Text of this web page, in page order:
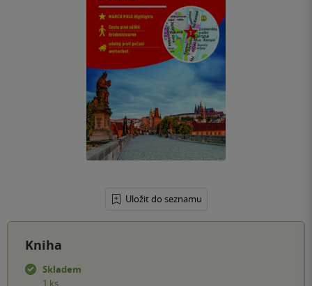
Uložit do seznamu
Kniha
Skladem
1 ks